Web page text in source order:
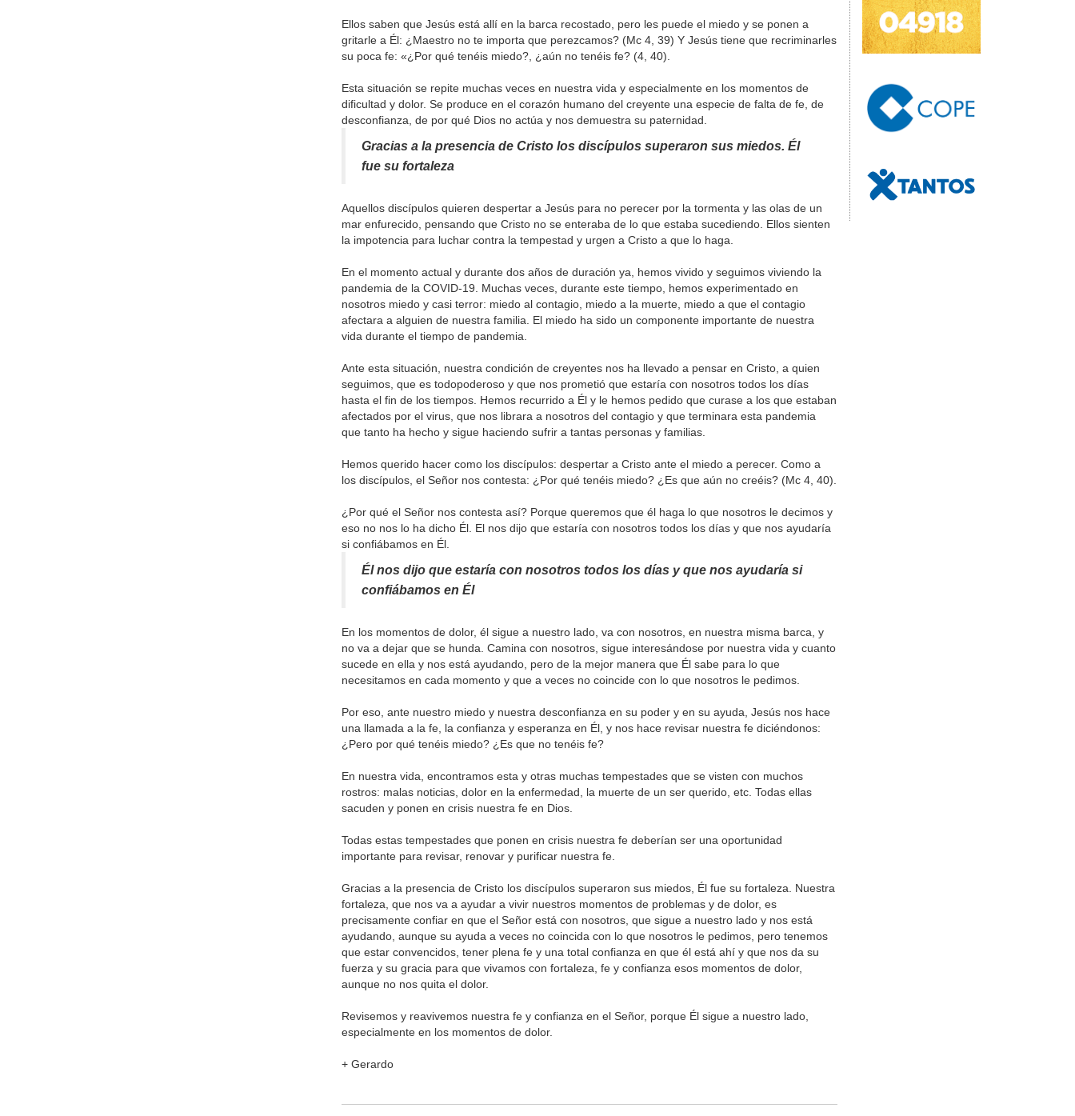
Ellos saben que Jesús está allí en la barca recostado, pero les puede el miedo y se ponen a
gritarle a Él: ¿Maestro no te importa que perezcamos? (Mc 4, 39) Y Jesús tiene que recriminarles
su poca fe: «¿Por qué tenéis miedo?, ¿aún no tenéis fe? (4, 40).
Esta situación se repite muchas veces en nuestra vida y especialmente en los momentos de
dificultad y dolor. Se produce en el corazón humano del creyente una especie de falta de fe, de
desconfianza, de por qué Dios no actúa y nos demuestra su paternidad.
Gracias a la presencia de Cristo los discípulos superaron sus miedos. Él
fue su fortaleza
Aquellos discípulos quieren despertar a Jesús para no perecer por la tormenta y las olas de un
mar enfurecido, pensando que Cristo no se enteraba de lo que estaba sucediendo. Ellos sienten
la impotencia para luchar contra la tempestad y urgen a Cristo a que lo haga.
En el momento actual y durante dos años de duración ya, hemos vivido y seguimos viviendo la
pandemia de la COVID-19. Muchas veces, durante este tiempo, hemos experimentado en
nosotros miedo y casi terror: miedo al contagio, miedo a la muerte, miedo a que el contagio
afectara a alguien de nuestra familia. El miedo ha sido un componente importante de nuestra
vida durante el tiempo de pandemia.
Ante esta situación, nuestra condición de creyentes nos ha llevado a pensar en Cristo, a quien
seguimos, que es todopoderoso y que nos prometió que estaría con nosotros todos los días
hasta el fin de los tiempos. Hemos recurrido a Él y le hemos pedido que curase a los que estaban
afectados por el virus, que nos librara a nosotros del contagio y que terminara esta pandemia
que tanto ha hecho y sigue haciendo sufrir a tantas personas y familias.
Hemos querido hacer como los discípulos: despertar a Cristo ante el miedo a perecer. Como a
los discípulos, el Señor nos contesta: ¿Por qué tenéis miedo? ¿Es que aún no creéis? (Mc 4, 40).
¿Por qué el Señor nos contesta así? Porque queremos que él haga lo que nosotros le decimos y
eso no nos lo ha dicho Él. El nos dijo que estaría con nosotros todos los días y que nos ayudaría
si confiábamos en Él.
Él nos dijo que estaría con nosotros todos los días y que nos ayudaría si
confiábamos en Él
En los momentos de dolor, él sigue a nuestro lado, va con nosotros, en nuestra misma barca, y
no va a dejar que se hunda. Camina con nosotros, sigue interesándose por nuestra vida y cuanto
sucede en ella y nos está ayudando, pero de la mejor manera que Él sabe para lo que
necesitamos en cada momento y que a veces no coincide con lo que nosotros le pedimos.
Por eso, ante nuestro miedo y nuestra desconfianza en su poder y en su ayuda, Jesús nos hace
una llamada a la fe, la confianza y esperanza en Él, y nos hace revisar nuestra fe diciéndonos:
¿Pero por qué tenéis miedo? ¿Es que no tenéis fe?
En nuestra vida, encontramos esta y otras muchas tempestades que se visten con muchos
rostros: malas noticias, dolor en la enfermedad, la muerte de un ser querido, etc. Todas ellas
sacuden y ponen en crisis nuestra fe en Dios.
Todas estas tempestades que ponen en crisis nuestra fe deberían ser una oportunidad
importante para revisar, renovar y purificar nuestra fe.
Gracias a la presencia de Cristo los discípulos superaron sus miedos, Él fue su fortaleza. Nuestra
fortaleza, que nos va a ayudar a vivir nuestros momentos de problemas y de dolor, es
precisamente confiar en que el Señor está con nosotros, que sigue a nuestro lado y nos está
ayudando, aunque su ayuda a veces no coincida con lo que nosotros le pedimos, pero tenemos
que estar convencidos, tener plena fe y una total confianza en que él está ahí y que nos da su
fuerza y su gracia para que vivamos con fortaleza, fe y confianza esos momentos de dolor,
aunque no nos quita el dolor.
Revisemos y reavivemos nuestra fe y confianza en el Señor, porque Él sigue a nuestro lado,
especialmente en los momentos de dolor.
+ Gerardo